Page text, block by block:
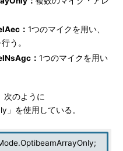
： 1つのマイクを用い、
う。
： 1つのマイクを用い
次のように
」を使用している。